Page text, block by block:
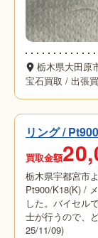
栃木県大田原
宝石買取 / 出張
リング /
買取金額
栃木県宇都宮市
Pt900/K18(K) /
した。バイセル
士が行うので、
25/11/09)